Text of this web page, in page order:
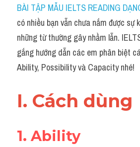
Collocation
Cách paraphrase
Part 2
Verb
Cấu trúc câu
BÀI TẬP MẪU IELTS READING
có nhiều bạn vẫn chưa nắm được sự
những từ thường gây nhầm lẫn.
gắng hướng dẫn các em phân biệt
Ability, Possibility và Capacity nhé!
I. Cách dùng
1. Ability